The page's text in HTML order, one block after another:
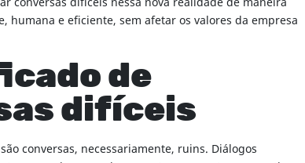
humana e eficiente, sem afetar os valores da empresa
de
difíceis
conversas, necessariamente, ruins. Diálogos